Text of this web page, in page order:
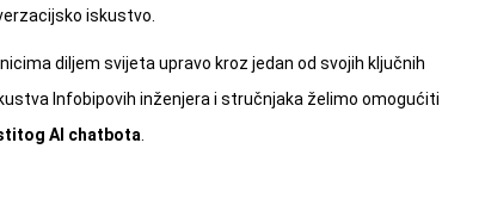
iskustvo.
diljem svijeta upravo kroz jedan od svojih ključnih
Infobipovih inženjera i stručnjaka želimo omogućiti
AI chatbota